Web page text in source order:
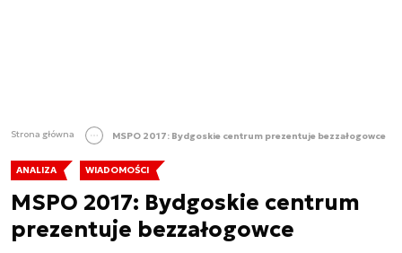
Strona główna MSPO 2017: Bydgoskie centrum prezentuje bezzałogowce
ANALIZA WIADOMOŚCI
MSPO 2017: Bydgoskie centrum
prezentuje bezzałogowce